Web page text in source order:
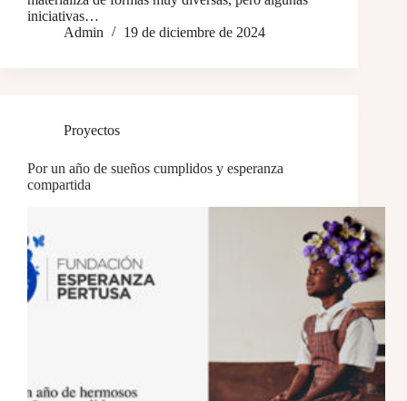
iniciativas…
Admin
19 de diciembre de 2024
Proyectos
Por un año de sueños cumplidos y esperanza
compartida